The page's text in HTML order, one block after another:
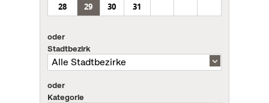
28
29 30 31
oder
Stadtbezirk
oder
Kategorie